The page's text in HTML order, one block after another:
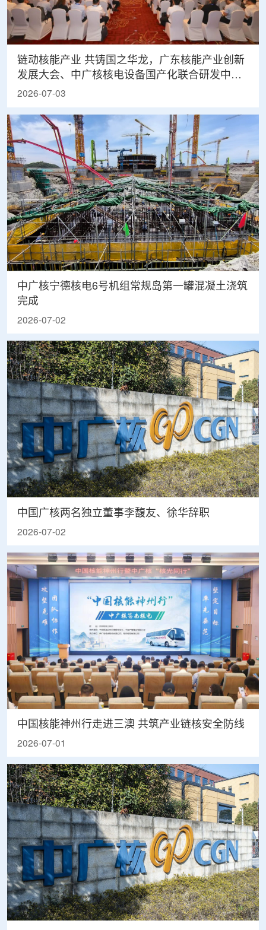
链动核能产业 共铸国之华龙，广东核能产业创新
发展大会、中广核核电设备国产化联合研发中心
年会顺利召开
2026-07-03
中广核宁德核电6号机组常规岛第一罐混凝土浇筑
完成
2026-07-02
中国广核两名独立董事李馥友、徐华辞职
2026-07-02
中国核能神州行走进三澳 共筑产业链核安全防线
2026-07-01